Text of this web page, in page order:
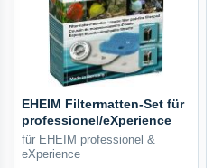
EHEIM Filtermatten-Set für
professionel/eXperience
für EHEIM professionel &
eXperience